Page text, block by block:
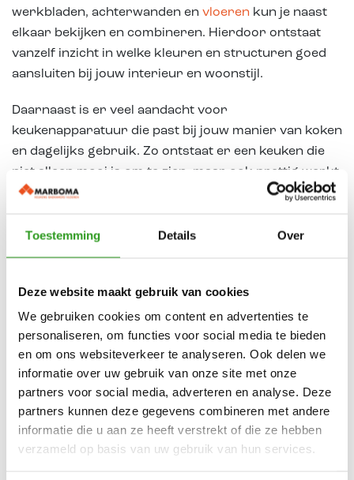
Toestemming Details Over
Deze website maakt gebruik van cookies
We gebruiken cookies om content en advertenties te
personaliseren, om functies voor social media te bieden
en om ons websiteverkeer te analyseren. Ook delen we
informatie over uw gebruik van onze site met onze
partners voor social media, adverteren en analyse. Deze
partners kunnen deze gegevens combineren met andere
informatie die u aan ze heeft verstrekt of die ze hebben
verzameld op basis van uw gebruik van hun services.
werkbladen, achterwanden en vloeren kun je naast
elkaar bekijken en combineren. Hierdoor ontstaat
vanzelf inzicht in welke kleuren en structuren goed
aansluiten bij jouw interieur en woonstijl.
Daarnaast is er veel aandacht voor
keukenapparatuur die past bij jouw manier van koken
en dagelijks gebruik. Zo ontstaat er een keuken die
niet alleen mooi is om te zien, maar ook prettig werkt
in de praktijk.
Onze adviseurs helpen je vervolgens om alle keuzes
woning, wensen en manier van leven.
Keukenshowroom in de
Achterhoek.
Onze keukenshowroom in Borculo is centraal
gelegen en goed bereikbaar vanuit de hele regio,
waaronder Eibergen, Groenlo, Neede, Ruurlo,